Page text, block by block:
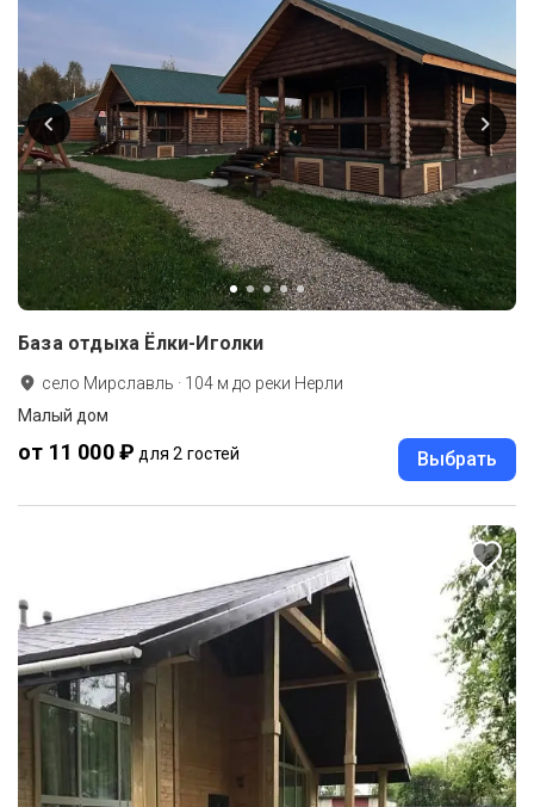
База отдыха Ёлки-Иголки
село Мирславль · 104 м до реки Нерли
Малый дом
от 11 000 ₽ для 2 гостей Выбрать